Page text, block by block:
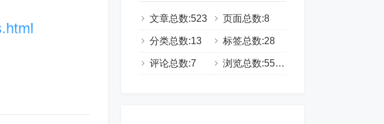
保系统内导
单位账户无
文章总数:523 页面总数:8
分类总数:13 标签总数:28
评论总数:7 浏览总数:555334